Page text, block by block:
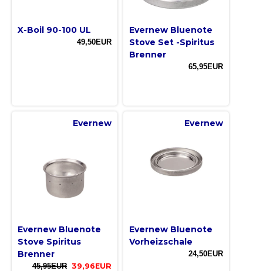
X-Boil 90-100 UL
49,50EUR
Evernew Bluenote
Stove Set -Spiritus
Brenner
65,95EUR
Evernew
Evernew Bluenote
Stove Spiritus
Brenner
45,95EUR 39,96EUR
Evernew
Evernew Bluenote
Vorheizschale
24,50EUR